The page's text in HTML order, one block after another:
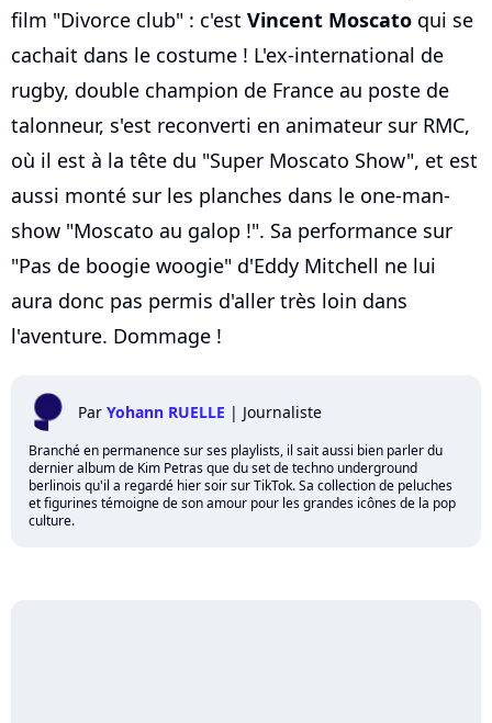
film "Divorce club" : c'est Vincent Moscato qui se
cachait dans le costume ! L'ex-international de
rugby, double champion de France au poste de
talonneur, s'est reconverti en animateur sur RMC,
où il est à la tête du "Super Moscato Show", et est
aussi monté sur les planches dans le one-man-
show "Moscato au galop !". Sa performance sur
"Pas de boogie woogie" d'Eddy Mitchell ne lui
aura donc pas permis d'aller très loin dans
l'aventure. Dommage !
Par Yohann RUELLE | Journaliste
Branché en permanence sur ses playlists, il sait aussi bien parler du
dernier album de Kim Petras que du set de techno underground
berlinois qu'il a regardé hier soir sur TikTok. Sa collection de peluches
et figurines témoigne de son amour pour les grandes icônes de la pop
culture.